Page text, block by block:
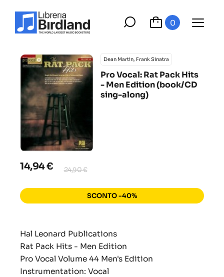
0
Dean Martin, Frank Sinatra
Pro Vocal: Rat Pack Hits
- Men Edition (book/CD
sing-along)
14,94 € 24,90 €
SCONTO -40%
Hal Leonard Publications
Rat Pack Hits - Men Edition
Pro Vocal Volume 44 Men's Edition
Instrumentation: Vocal